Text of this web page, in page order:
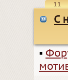
11
С
▪